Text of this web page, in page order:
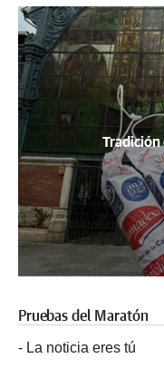
Tradición
Pruebas del Maratón
- La noticia eres tú